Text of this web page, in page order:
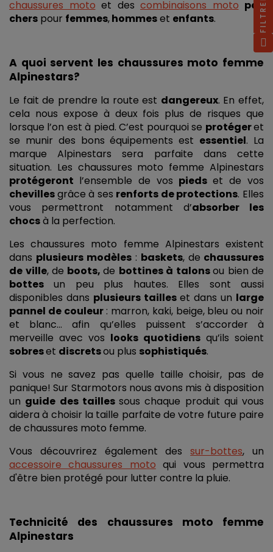
chaussures moto et des combinaisons moto pas
chers pour femmes, hommes et enfants.
A quoi servent les chaussures moto femme
Alpinestars?
Le fait de prendre la route est dangereux. En effet,
cela nous expose à deux fois plus de risques que
lorsque l’on est à pied. C’est pourquoi se protéger et
se munir des bons équipements est essentiel. La
marque Alpinestars sera parfaite dans cette
protégeront l’ensemble de vos pieds
chevilles grâce à ses renforts de protections. Elles
vous permettront notamment d’absorber les
chocs à la perfection.
Les chaussures moto femme Alpinestars existent
dans plusieurs modèles : baskets, de chaussures
de ville, de boots, de bottines à talons ou bien de
bottes un peu plus hautes. Elles sont aussi
disponibles dans plusieurs tailles et dans un large
pannel de couleur : marron, kaki, beige, bleu ou noir
et blanc… afin qu’elles puissent s’accorder à
merveille avec vos looks quotidiens
sobres et discrets ou plus sophistiqués.
Si vous ne savez pas quelle taille choisir, pas de
panique! Sur Starmotors nous avons mis à disposition
un guide des tailles sous chaque produit qui vous
aidera à choisir la taille parfaite de votre future paire
de chaussures moto femme.
Vous découvrirez également des sur-bottes
accessoire chaussures moto qui vous permettra
d'être bien protégé pour lutter contre la pluie.
Technicité des chaussures moto femme
Alpinestars
FILTRER